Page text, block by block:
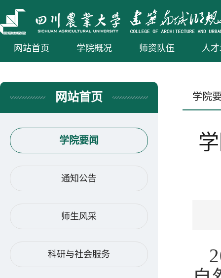
网站首页 学院概况 师资队伍 人
网站首页
学院要闻
通知公告
师生风采
科研与社会服务
学院